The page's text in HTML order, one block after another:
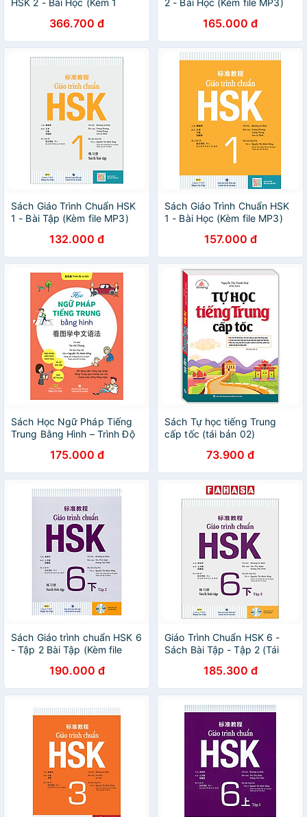
HSK 2 - Bài Học (Kèm 1
Sách Bài Tập (Kèm MP3) (
Tặng Kèm Viết )
366.700 đ
2 - Bài Học (Kèm file MP3)
165.000 đ
Sách Giáo Trình Chuẩn HSK
1 - Bài Tập (Kèm file MP3)
132.000 đ
Sách Giáo Trình Chuẩn HSK
1 - Bài Học (Kèm file MP3)
157.000 đ
Sách Học Ngữ Pháp Tiếng
Trung Bằng Hình – Trình Độ
175.000 đ
Sách Tự học tiếng Trung
cấp tốc (tái bản 02)
73.900 đ
Sách Giáo trình chuẩn HSK 6
- Tập 2 Bài Tập (Kèm file
190.000 đ
Giáo Trình Chuẩn HSK 6 -
Sách Bài Tập - Tập 2 (Tái
185.300 đ